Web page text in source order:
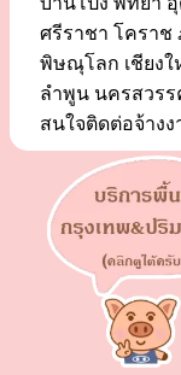
ศรีราชา โคราช
พิษณุโลก เชียงใ
ลำพูน นครสวร
สนใจติดต่อจ้าง